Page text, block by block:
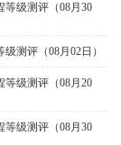
等级测评（08月30
测评（08月02日）
等级测评（08月20
等级测评（08月30